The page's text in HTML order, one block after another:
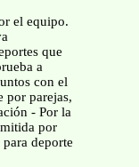
el equipo.
que
a
con el
por parejas,
- Por la
por
deporte